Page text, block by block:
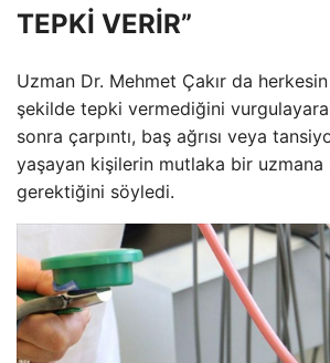
TEPKİ VERİR”
Uzman Dr. Mehmet Çakır da
şekilde tepki vermediğini
sonra çarpıntı, baş ağrısı veya
yaşayan kişilerin mutlaka bir uzmana
gerektiğini söyledi.